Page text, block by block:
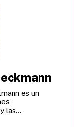
es un
las...